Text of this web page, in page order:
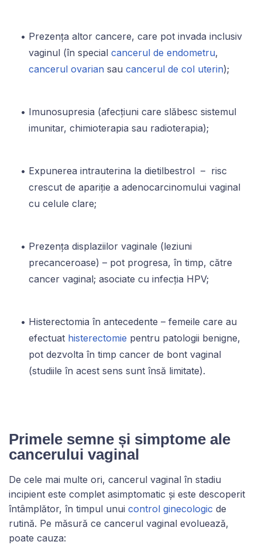
Prezența altor cancere, care pot invada inclusiv
vaginul (în special cancerul de endometru,
cancerul ovarian sau cancerul de col uterin);
Imunosupresia (afecțiuni care slăbesc sistemul
imunitar, chimioterapia sau radioterapia);
Expunerea intrauterina la dietilbestrol – risc
crescut de apariție a adenocarcinomului vaginal
cu celule clare;
Prezența displaziilor vaginale (leziuni
precanceroase) – pot progresa, în timp, către
cancer vaginal; asociate cu infecția HPV;
Histerectomia în antecedente – femeile care au
efectuat histerectomie pentru patologii benigne,
pot dezvolta în timp cancer de bont vaginal
(studiile în acest sens sunt însă limitate).
Primele semne și simptome ale
cancerului vaginal
De cele mai multe ori, cancerul vaginal în stadiu
incipient este complet asimptomatic și este descoperit
întâmplător, în timpul unui control ginecologic de
rutină. Pe măsură ce cancerul vaginal evoluează,
poate cauza: